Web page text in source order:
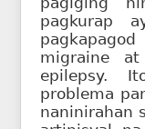
pagkurap
migraine
epilepsy.
problema
naninirahan